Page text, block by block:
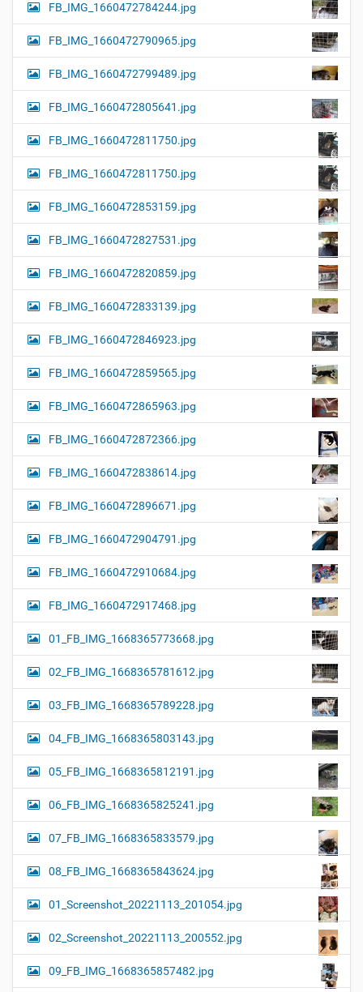
FB_IMG_1660472784244.jpg
FB_IMG_1660472790965.jpg
FB_IMG_1660472799489.jpg
FB_IMG_1660472805641.jpg
FB_IMG_1660472811750.jpg
FB_IMG_1660472811750.jpg
FB_IMG_1660472853159.jpg
FB_IMG_1660472827531.jpg
FB_IMG_1660472820859.jpg
FB_IMG_1660472833139.jpg
FB_IMG_1660472846923.jpg
FB_IMG_1660472859565.jpg
FB_IMG_1660472865963.jpg
FB_IMG_1660472872366.jpg
FB_IMG_1660472838614.jpg
FB_IMG_1660472896671.jpg
FB_IMG_1660472904791.jpg
FB_IMG_1660472910684.jpg
FB_IMG_1660472917468.jpg
01_FB_IMG_1668365773668.jpg
02_FB_IMG_1668365781612.jpg
03_FB_IMG_1668365789228.jpg
04_FB_IMG_1668365803143.jpg
05_FB_IMG_1668365812191.jpg
06_FB_IMG_1668365825241.jpg
07_FB_IMG_1668365833579.jpg
08_FB_IMG_1668365843624.jpg
01_Screenshot_20221113_201054.jpg
02_Screenshot_20221113_200552.jpg
09_FB_IMG_1668365857482.jpg